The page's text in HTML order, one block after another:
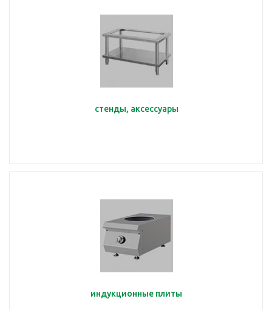
стенды, аксессуары
индукционные плиты